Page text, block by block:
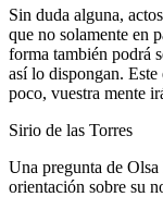
Sin duda alguna,
que no solamente en
forma también podrá
así lo dispongan.
poco, vuestra mente
Sirio de las Torres
Una pregunta de
orientación sobre su